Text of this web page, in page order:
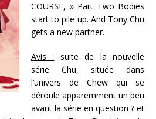
COURSE, » Part Two Bodies
start to pile up. And Tony Chu
gets a new partner.
Avis : suite de la nouvelle
série Chu, située dans
l’univers de Chew qui se
déroule apparemment un peu
avant la série en question ? et